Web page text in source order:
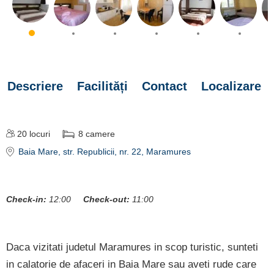
Descriere Facilități Contact Localizare
20 locuri 8 camere
Baia Mare, str. Republicii, nr. 22, Maramures
Check-in: 12:00 Check-out: 11:00
Daca vizitati judetul Maramures in scop turistic, sunteti
in calatorie de afaceri in Baia Mare sau aveti rude care